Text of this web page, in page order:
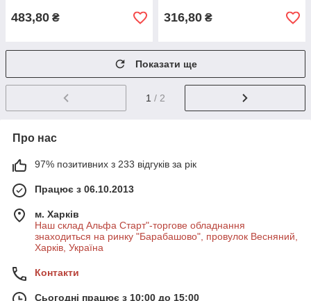
483,80 ₴ 316,80 ₴
Показати ще
1 / 2
Про нас
97% позитивних з 233 відгуків за рік
Працює з 06.10.2013
м. Харків
Наш склад Альфа Старт"-торгове обладнання
знаходиться на ринку "Барабашово", провулок Весняний,
Харків, Україна
Контакти
Сьогодні працює з 10:00 до 15:00